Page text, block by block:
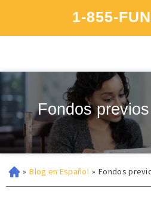
1-855-
Fondos
» Blog en Español » Fondos